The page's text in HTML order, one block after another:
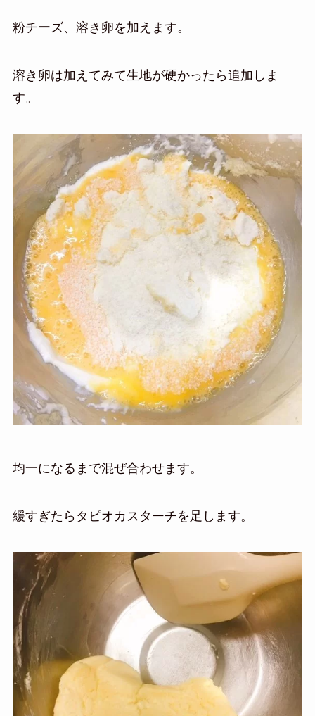
粉チーズ、溶き卵を加えます。
溶き卵は加えてみて生地が硬かったら追加しま
す。
均一になるまで混ぜ合わせます。
緩すぎたらタピオカスターチを足します。